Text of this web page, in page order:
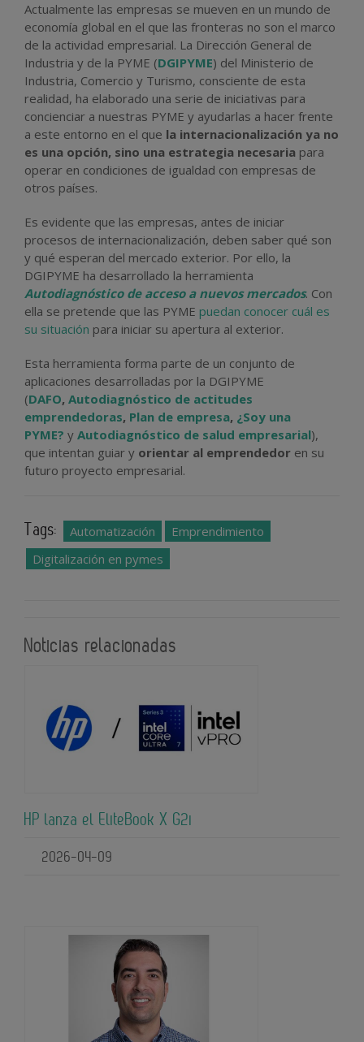
Actualmente las empresas se mueven en un mundo de
economía global en el que las fronteras no son el marco
de la actividad empresarial. La Dirección General de
Industria y de la PYME (DGIPYME) del Ministerio de
Industria, Comercio y Turismo, consciente de esta
realidad, ha elaborado una serie de iniciativas para
concienciar a nuestras PYME y ayudarlas a hacer frente
a este entorno en el que la internacionalización ya no
es una opción, sino una estrategia necesaria para
operar en condiciones de igualdad con empresas de
otros países.
Es evidente que las empresas, antes de iniciar
procesos de internacionalización, deben saber qué son
y qué esperan del mercado exterior. Por ello, la
DGIPYME ha desarrollado la herramienta
Autodiagnóstico de acceso a nuevos mercados. Con
ella se pretende que las PYME puedan conocer cuál es
su situación para iniciar su apertura al exterior.
Esta herramienta forma parte de un conjunto de
aplicaciones desarrolladas por la DGIPYME
(DAFO, Autodiagnóstico de actitudes
emprendedoras, Plan de empresa, ¿Soy una
PYME? y Autodiagnóstico de salud empresarial),
que intentan guiar y orientar al emprendedor en su
futuro proyecto empresarial.
Tags: Automatización
Emprendimiento
Digitalización en pymes
Noticias relacionadas
HP lanza el EliteBook X G2i
2026-04-09